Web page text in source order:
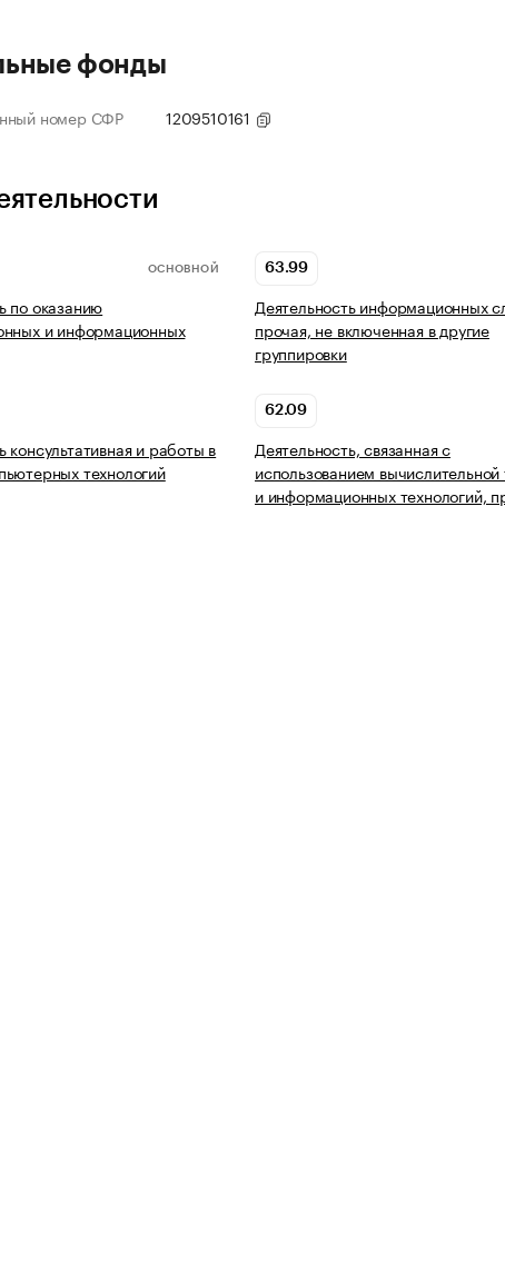
фонды
номер СФР 1209510161
ОСНОВНОЙ
по оказанию
и информационных
63.99
Деятельность информационных
прочая, не включенная в другие
группировки
консультативная и работы в
технологий
62.09
Деятельность, связанная с
использованием вычислительной
и информационных технологий,